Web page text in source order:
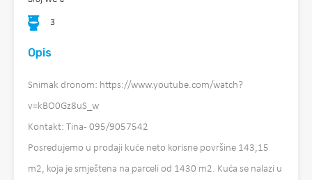
3
Opis
Snimak dronom: https://www.youtube.com/watch?
v=kBO0Gz8uS_w
Kontakt: Tina- 095/9057542
Posredujemo u prodaji kuće neto korisne površine 143,15
m2, koja je smještena na parceli od 1430 m2. Kuća se nalazi u